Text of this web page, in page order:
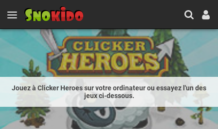
Jouez à Clicker Heroes sur votre ordinateur ou essayez l'un des
jeux ci-dessous.